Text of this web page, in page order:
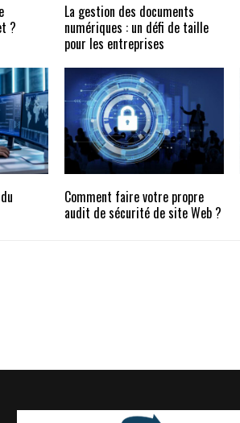
?
La gestion des documents
numériques : un défi de taille
pour les entreprises
Comment faire votre propre
audit de sécurité de site Web ?